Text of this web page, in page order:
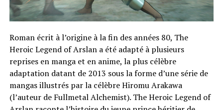
Roman écrit à l’origine à la fin des années 80, The
Heroic Legend of Arslan a été adapté à plusieurs
reprises en manga et en anime, la plus célèbre
adaptation datant de 2013 sous la forme d’une série de
mangas illustrés par la célèbre Hiromu Arakawa
(l’auteur de Fullmetal Alchemist). The Heroic Legend of